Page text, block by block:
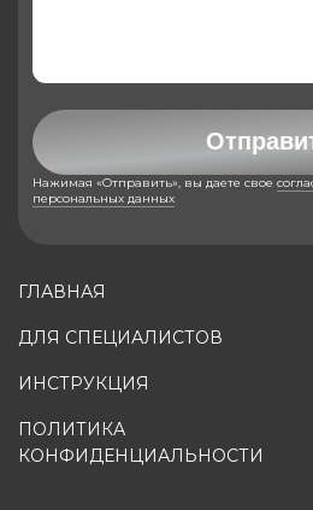
ГЛАВНАЯ
ДЛЯ СПЕЦИАЛИСТОВ
ИНСТРУКЦИЯ
ПОЛИТИКА
КОНФИДЕНЦИАЛЬНОСТИ
Нажимая «Отправить», вы даете свое
персональных данных